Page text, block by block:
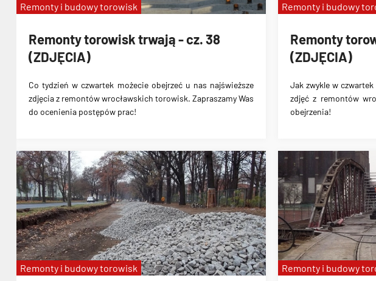
Remonty torowisk trwają - cz. 38
(ZDJĘCIA)
Co tydzień w czwartek możecie obejrzeć u nas najświeższe
zdjęcia z remontów wrocławskich torowisk. Zapraszamy Was
do ocenienia postępów prac!
Remonty i budowy torowisk
Remonty
(ZDJĘCIA)
Jak zwykle w
zdjęć z remontów
obejrzenia!
Remonty i budowy
Remonty i budowy torowisk Remonty i budowy